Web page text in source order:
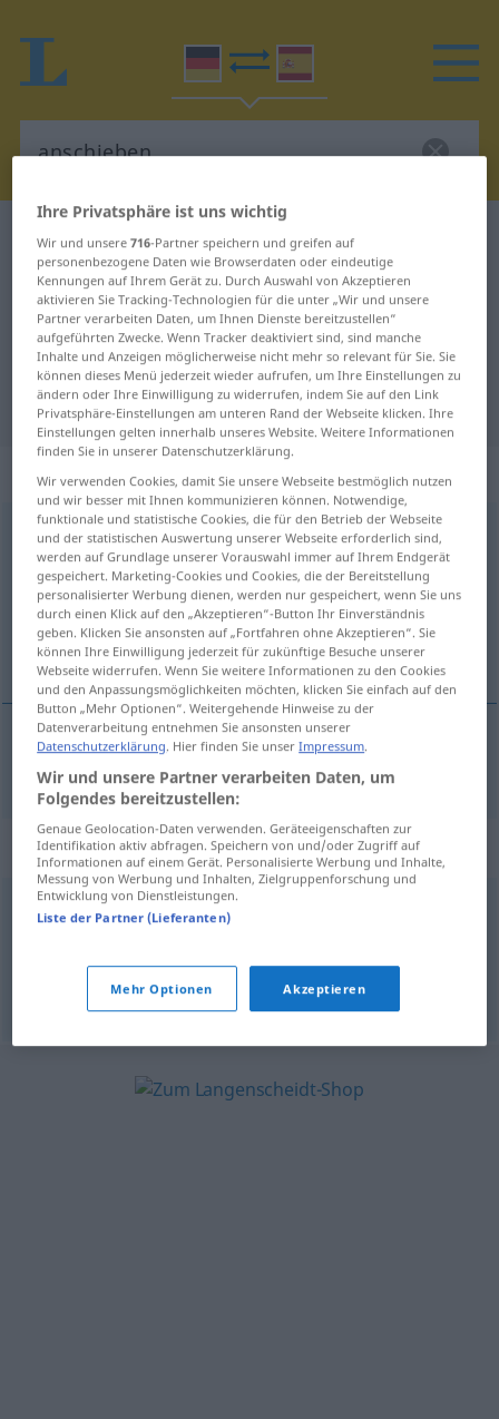
Deutsch-Spanisch Wörterbuch anschieben
Deutsch-Spanisch Übersetzung für
"anschieben"
"anschieben" Spanisch
Übersetzung
„anschieben“: transitives Verb
anschiebenv/t <irr,sep>
Übersicht aller Übersetzungen
(Für mehr Details die Übersetzung anklicken/antippen)
empujar
empujar anschieben
Synonyme für "anschieben"
befeuern,anheizen,(eine Sache) vorantreiben
© OpenThesaurus.de
Ihre Privatsphäre ist uns wichtig
Wir und unsere716-Partner speichern und greifen auf
personenbezogene Daten wie Browserdaten oder eindeutige
Kennungen auf Ihrem Gerät zu. Durch Auswahl von Akzeptieren
aktivieren Sie Tracking-Technologien für die unter „Wir und unsere
Partner verarbeiten Daten, um Ihnen Dienste bereitzustellen“
aufgeführten Zwecke. Wenn Tracker deaktiviert sind, sind manche
Inhalte und Anzeigen möglicherweise nicht mehr so relevant für Sie. Sie
können dieses Menü jederzeit wieder aufrufen, um Ihre Einstellungen zu
ändern oder Ihre Einwilligung zu widerrufen, indem Sie auf den Link
Privatsphäre-Einstellungen am unteren Rand der Webseite klicken. Ihre
Einstellungen gelten innerhalb unseres Website. Weitere Informationen
finden Sie in unserer Datenschutzerklärung.
Wir verwenden Cookies, damit Sie unsere Webseite bestmöglich nutzen
und wir besser mit Ihnen kommunizieren können. Notwendige,
funktionale und statistische Cookies, die für den Betrieb der Webseite
und der statistischen Auswertung unserer Webseite erforderlich sind,
werden auf Grundlage unserer Vorauswahl immer auf Ihrem Endgerät
gespeichert. Marketing-Cookies und Cookies, die der Bereitstellung
personalisierter Werbung dienen, werden nur gespeichert, wenn Sie uns
durch einen Klick auf den „Akzeptieren“-Button Ihr Einverständnis
geben. Klicken Sie ansonsten auf „Fortfahren ohne Akzeptieren“. Sie
können Ihre Einwilligung jederzeit für zukünftige Besuche unserer
Webseite widerrufen. Wenn Sie weitere Informationen zu den Cookies
und den Anpassungsmöglichkeiten möchten, klicken Sie einfach auf den
Button „Mehr Optionen“. Weitergehende Hinweise zu der
Datenverarbeitung entnehmen Sie ansonsten unserer
Datenschutzerklärung. Hier finden Sie unserImpressum.
Wir und unsere Partner verarbeiten Daten, um
Folgendes bereitzustellen:
Genaue Geolocation-Daten verwenden. Geräteeigenschaften zur
Identifikation aktiv abfragen. Speichern von und/oder Zugriff auf
Informationen auf einem Gerät. Personalisierte Werbung und Inhalte,
Messung von Werbung und Inhalten, Zielgruppenforschung und
Entwicklung von Dienstleistungen.
Liste der Partner (Lieferanten)
Mehr Optionen Akzeptieren